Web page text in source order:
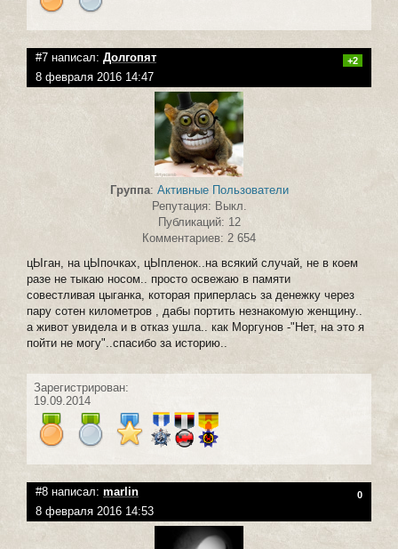
#7 написал: Долгопят +2
8 февраля 2016 14:47
Группа: Активные Пользователи
Репутация: Выкл.
Публикаций: 12
Комментариев: 2 654
цЫган, на цЫпочках, цЫпленок..на всякий случай, не в коем
разе не тыкаю носом.. просто освежаю в памяти
совестливая цыганка, которая приперлась за денежку через
пару сотен километров , дабы портить незнакомую женщину..
а живот увидела и в отказ ушла.. как Моргунов -"Нет, на это я
пойти не могу"..спасибо за историю..
Зарегистрирован:
19.09.2014
#8 написал: marlin 0
8 февраля 2016 14:53